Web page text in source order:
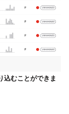
込むことができま